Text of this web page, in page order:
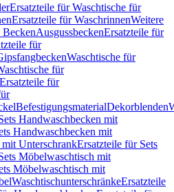
Ersatzteile für Waschtische für
Ersatzteile für WaschrinnenWeitere
BeckenAusgussbeckenErsatzteile für
für
Waschtische für
für
Ersatzteile für
BefestigungsmaterialDekorblenden
Handwaschbecken mit
Handwaschbecken mit
mit UnterschrankErsatzteile für Sets
Möbelwaschtisch mit
Möbelwaschtisch mit
WaschtischunterschränkeErsatzteile